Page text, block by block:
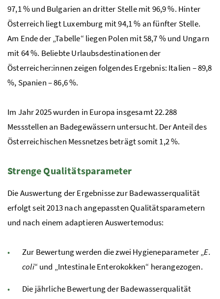
97,1%und Bulgarien an dritter Stelle mit 96,9%. Hinter
Österreich liegt Luxemburg mit 94,1% an fünfter Stelle.
Am Ende der „Tabelle“ liegen Polen mit 58,7%und Ungarn
mit 64%. Beliebte Urlaubsdestinationen der
Österreicher:innen zeigen folgendes Ergebnis: Italien – 89,8
%, Spanien – 86,6%.
Im Jahr 2025 wurden in Europa insgesamt 22.288
Messstellen an Badegewässern untersucht. Der Anteil des
Österreichischen Messnetzes beträgt somit 1,2%.
Strenge Qualitätsparameter
Die Auswertung der Ergebnisse zur Badewasserqualität
erfolgt seit 2013 nach angepassten Qualitätsparametern
und nach einem adaptieren Auswertemodus:
Zur Bewertung werden die zwei Hygieneparameter „E.
coli“ und „Intestinale Enterokokken“ herangezogen.
Die jährliche Bewertung der Badewasserqualität